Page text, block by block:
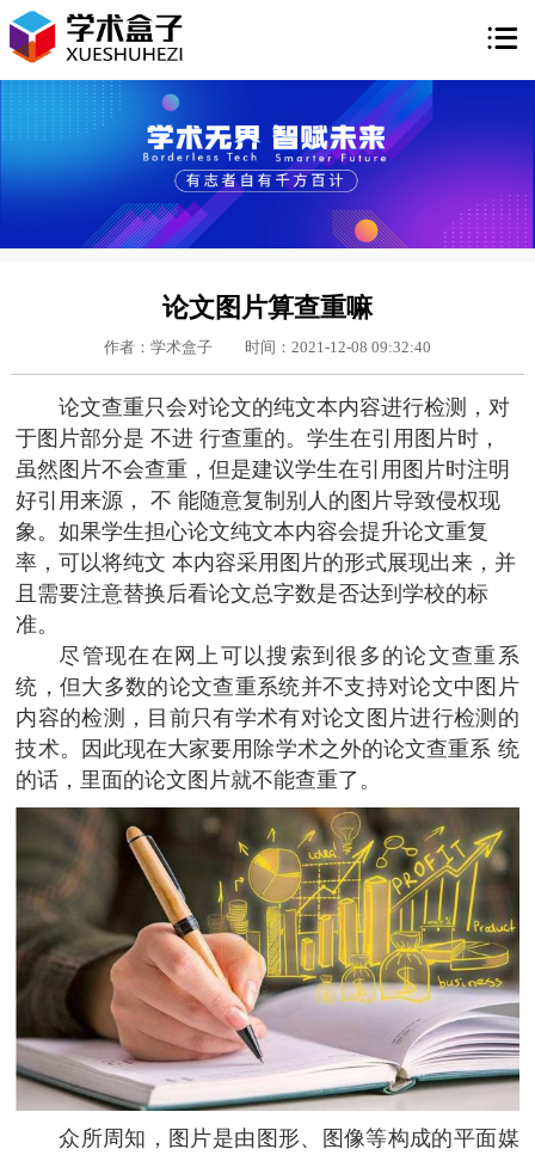

论文图片算查重嘛
作者：学术盒子 时间：2021-12-08 09:32:40
论文查重只会对论文的纯文本内容进行检测，对
于图片部分是 不进 行查重的。学生在引用图片时，
虽然图片不会查重，但是建议学生在引用图片时注明
好引用来源， 不 能随意复制别人的图片导致侵权现
象。如果学生担心论文纯文本内容会提升论文重复
率，可以将纯文 本内容采用图片的形式展现出来，并
且需要注意替换后看论文总字数是否达到学校的标
准。
尽管现在在网上可以搜索到很多的论文查重系
统，但大多数的论文查重系统并不支持对论文中图片
内容的检测，目前只有学术有对论文图片进行检测的
技术。因此现在大家要用除学术之外的论文查重系 统
的话，里面的论文图片就不能查重了。
众所周知，图片是由图形、图像等构成的平面媒